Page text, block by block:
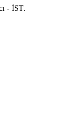
- İST.